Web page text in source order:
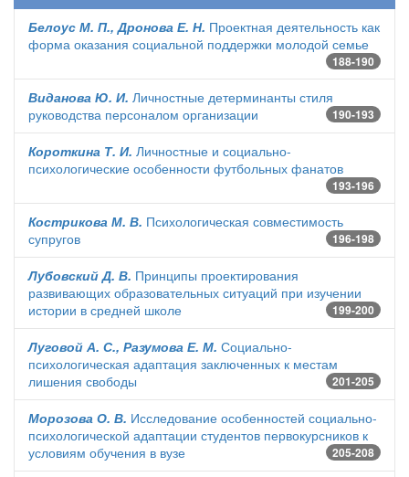
Белоус М. П., Дронова Е. Н. Проектная деятельность как
форма оказания социальной поддержки молодой семье
188-190
Виданова Ю. И. Личностные детерминанты стиля
руководства персоналом организации
190-193
Короткина Т. И. Личностные и социально-
психологические особенности футбольных фанатов
193-196
Кострикова М. В. Психологическая совместимость
супругов
196-198
Лубовский Д. В. Принципы проектирования
развивающих образовательных ситуаций при изучении
истории в средней школе
199-200
Луговой А. С., Разумова Е. М. Социально-
психологическая адаптация заключенных к местам
лишения свободы
201-205
Морозова О. В. Исследование особенностей социально-
психологической адаптации студентов первокурсников к
условиям обучения в вузе
205-208